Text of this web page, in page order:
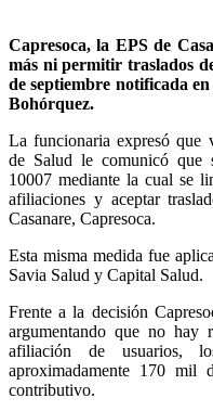
Capresoca, la EPS de
más ni permitir traslados
de septiembre notificada
Bohórquez.
La funcionaria expresó que
de Salud le comunicó que
10007 mediante la cual se
afiliaciones y aceptar
Casanare, Capresoca.
Esta misma medida fue
Savia Salud y Capital Salud.
Frente a la decisión
argumentando que no hay
afiliación de usuarios,
aproximadamente 170
contributivo.